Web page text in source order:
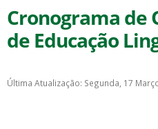
Cronograma de
de Educação
Última Atualização: Segunda, 17